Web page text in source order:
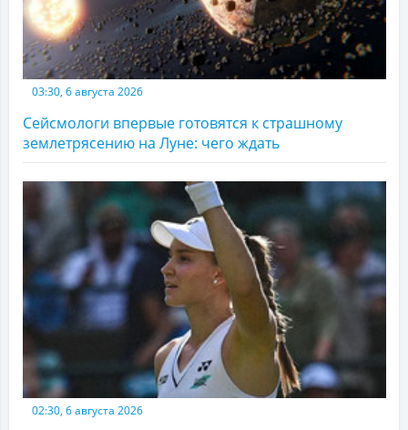
03:30, 6 августа 2026
Сейсмологи впервые готовятся к страшному
землетрясению на Луне: чего ждать
02:30, 6 августа 2026